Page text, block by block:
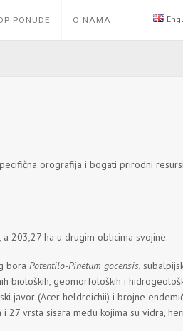
PONUDE O NAMA
orografija i bogati prirodni
203,27 ha u drugim oblicima svojine.
bora Potentilo-Pinetum gocensis,
bioloških, geomorfoloških i
javor (Acer heldreichii) i brojne
27 vrsta sisara među kojima su vidra,